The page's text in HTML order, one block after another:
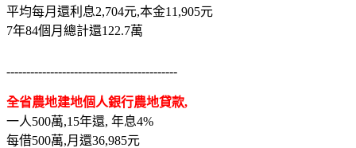
平均每月還利息2,704元,本金11,905元
7年84個月總計還122.7萬
-------------------------------------------
全省農地建地個人銀行農地貸款,
一人500萬,15年還, 年息4%
每借500萬,月還36,985元